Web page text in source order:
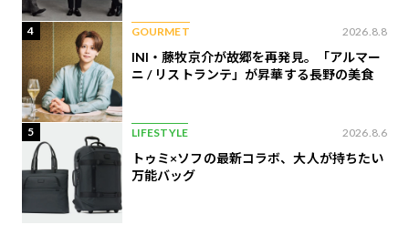
4 GOURMET 2026.8.8
INI・藤牧京介が故郷を再発見。「アルマー
ニ / リストランテ」が昇華する長野の美食
5 LIFESTYLE 2026.8.6
トゥミ×ソフの最新コラボ、大人が持ちたい
万能バッグ